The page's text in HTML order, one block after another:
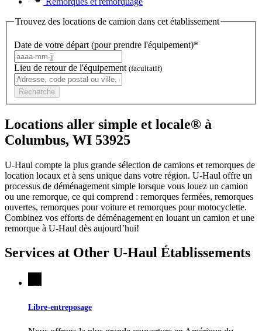
Trouvez des locations de camion dans cet établissement
Date de votre départ (pour prendre l'équipement)*
Lieu de retour de l'équipement (facultatif)
Recherche
Locations aller simple et locale® à
Columbus, WI 53925
U-Haul compte la plus grande sélection de camions et remorques de
location locaux et à sens unique dans votre région. U-Haul offre un
processus de déménagement simple lorsque vous louez un camion
ou une remorque, ce qui comprend : remorques fermées, remorques
ouvertes, remorques pour voiture et remorques pour motocyclette.
Combinez vos efforts de déménagement en louant un camion et une
remorque à U-Haul dès aujourd’hui!
Services at Other U-Haul Établissements
Libre-entreposage